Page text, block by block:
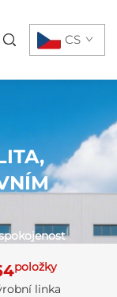
CS
položky
linka